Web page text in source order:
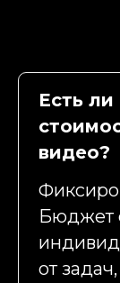
Есть
видео?
Бюджет
от